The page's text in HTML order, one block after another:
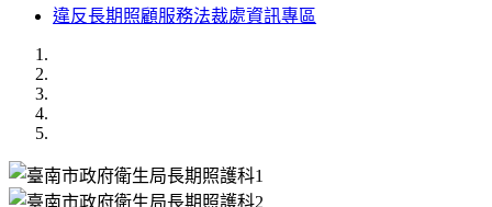
違反長期照顧服務法裁處資訊專區